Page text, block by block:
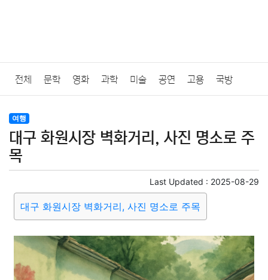
전체 문학 영화 과학 미술 공연 고용 국방
법률
질병 가요 방송 일상 주식 암호화폐 블록체인
미용 증권 인테리어
요리 상품리뷰 원예 금융 게임 스포츠
대출 자동차 취미 여행 맛집 IT 컴퓨터 기술
종교 사회 정치 건강 의료 의학 경제 마케팅
여행
대구 화원시장 벽화거리, 사진 명소로 주
목
Last Updated : 2025-08-29
대구 화원시장 벽화거리, 사진 명소로 주목